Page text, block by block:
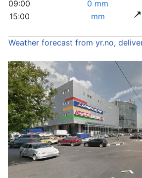
09:00
0 mm
15:00
mm
Weather forecast from yr.no,